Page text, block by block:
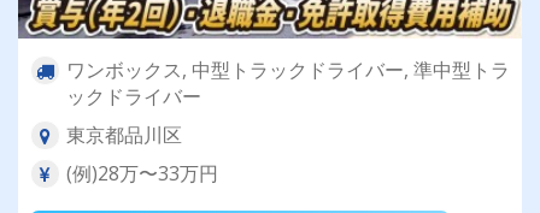
ワンボックス, 中型トラックドライバー, 準中型トラ
ックドライバー
東京都品川区
(例)28万〜33万円